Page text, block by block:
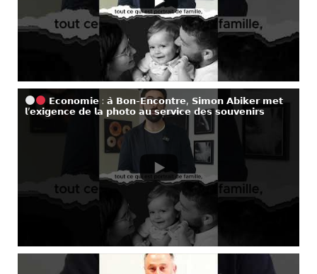
𝗘𝗰𝗼𝗻𝗼𝗺𝗶𝗲 : 𝗮̀ 𝗕𝗼𝗻-𝗘𝗻𝗰𝗼𝗻𝘁𝗿𝗲, 𝗦𝗶𝗺𝗼𝗻 𝗔𝗯𝗶𝗸𝗲𝗿 𝗺𝗲𝘁
𝗹’𝗲𝘅𝗶𝗴𝗲𝗻𝗰𝗲 𝗱𝗲 𝗹𝗮 𝗽𝗵𝗼𝘁𝗼 𝗮𝘂 𝘀𝗲𝗿𝘃𝗶𝗰𝗲 𝗱𝗲𝘀 𝘀𝗼𝘂𝘃𝗲𝗻𝗶𝗿𝘀